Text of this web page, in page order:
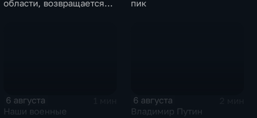
области, возвращается
пик
6 августа
Наши военные
6 августа
Владимир Путин